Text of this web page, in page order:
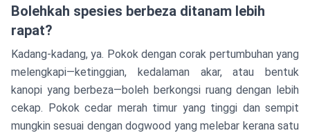
Bolehkah spesies berbeza ditanam lebih
rapat?
Kadang-kadang, ya. Pokok dengan corak pertumbuhan yang
melengkapi—ketinggian, kedalaman akar, atau bentuk
kanopi yang berbeza—boleh berkongsi ruang dengan lebih
cekap. Pokok cedar merah timur yang tinggi dan sempit
mungkin sesuai dengan dogwood yang melebar kerana satu